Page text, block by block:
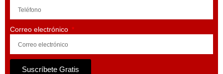
Correo electrónico
Suscríbete Gratis